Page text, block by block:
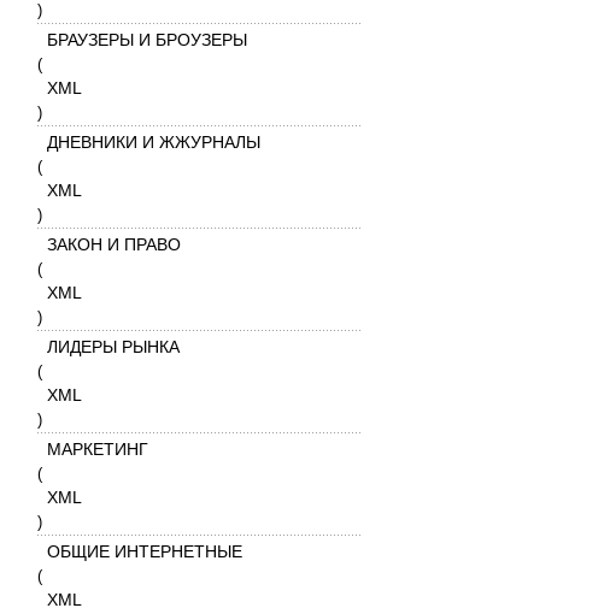
)
БРАУЗЕРЫ И БРОУЗЕРЫ
(
XML
)
ДНЕВНИКИ И ЖЖУРНАЛЫ
(
XML
)
ЗАКОН И ПРАВО
(
XML
)
ЛИДЕРЫ РЫНКА
(
XML
)
МАРКЕТИНГ
(
XML
)
ОБЩИЕ ИНТЕРНЕТНЫЕ
(
XML